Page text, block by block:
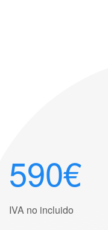
590€
IVA no incluido